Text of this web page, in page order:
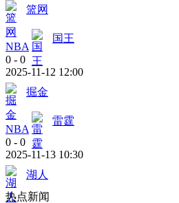
篮网
NBA
国王
0 - 0
2025-11-12 12:00
掘金
NBA
雷霆
0 - 0
2025-11-13 10:30
湖人
热点新闻